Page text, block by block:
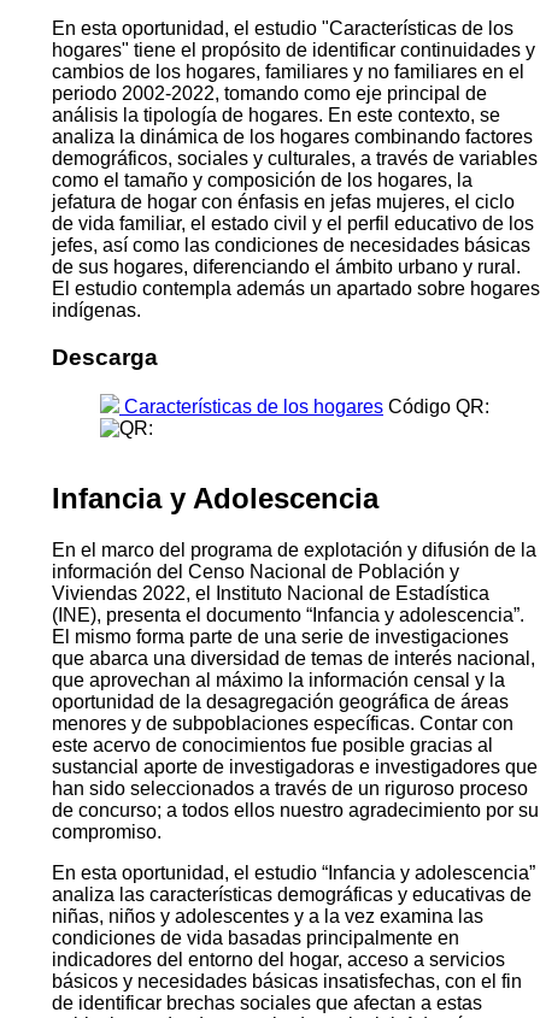
En esta oportunidad, el estudio "Características de los
hogares" tiene el propósito de identificar continuidades y
cambios de los hogares, familiares y no familiares en el
periodo 2002-2022, tomando como eje principal de
análisis la tipología de hogares. En este contexto, se
analiza la dinámica de los hogares combinando factores
demográficos, sociales y culturales, a través de variables
como el tamaño y composición de los hogares, la
jefatura de hogar con énfasis en jefas mujeres, el ciclo
de vida familiar, el estado civil y el perfil educativo de los
jefes, así como las condiciones de necesidades básicas
de sus hogares, diferenciando el ámbito urbano y rural.
El estudio contempla además un apartado sobre hogares
indígenas.
Descarga
Características de los hogares Código QR:
Infancia y Adolescencia
En el marco del programa de explotación y difusión de la
información del Censo Nacional de Población y
Viviendas 2022, el Instituto Nacional de Estadística
(INE), presenta el documento “Infancia y adolescencia”.
El mismo forma parte de una serie de investigaciones
que abarca una diversidad de temas de interés nacional,
que aprovechan al máximo la información censal y la
oportunidad de la desagregación geográfica de áreas
menores y de subpoblaciones específicas. Contar con
este acervo de conocimientos fue posible gracias al
sustancial aporte de investigadoras e investigadores que
han sido seleccionados a través de un riguroso proceso
de concurso; a todos ellos nuestro agradecimiento por su
compromiso.
En esta oportunidad, el estudio “Infancia y adolescencia”
analiza las características demográficas y educativas de
niñas, niños y adolescentes y a la vez examina las
condiciones de vida basadas principalmente en
indicadores del entorno del hogar, acceso a servicios
básicos y necesidades básicas insatisfechas, con el fin
de identificar brechas sociales que afectan a estas